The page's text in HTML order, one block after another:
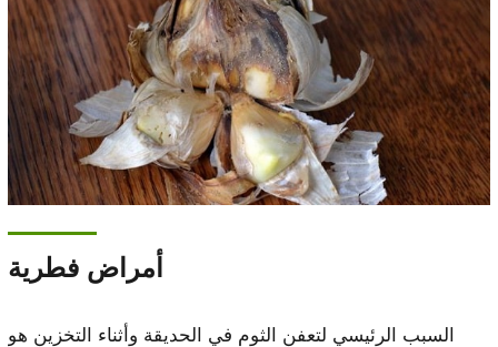
أمراض فطرية
السبب الرئيسي لتعفن الثوم في الحديقة وأثناء التخزين هو